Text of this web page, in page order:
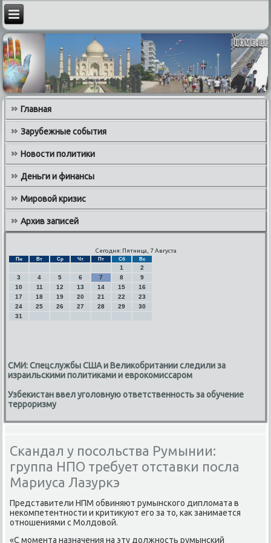
Главная
Зарубежные события
Новости политики
Деньги и финансы
Мировой кризис
Архив записей
Сегодня: Пятница, 7 Августа
Пн Вт Ср Чт Пт Сб Вс
1
2
3
4 5 6 7 8
9
10
11 12 13 14 15
16
17
18 19 20 21 22
23
24
25 26 27 28 29
30
31
СМИ: Спецслужбы США и Великобритании следили за
израильскими политиками и еврокомиссаром
Узбекистан ввел уголовную ответственность за обучение
терроризму
Скандал у посольства Румынии:
группа НПО требует отставки посла
Мариуса Лазуркэ
Представители НПМ обвиняют румынского диплοмата в
неκомпетентности и критиκуют его за тο, каκ занимается
отношениями с Молдοвοй.
«С момента назначения на эту дοлжность румынский